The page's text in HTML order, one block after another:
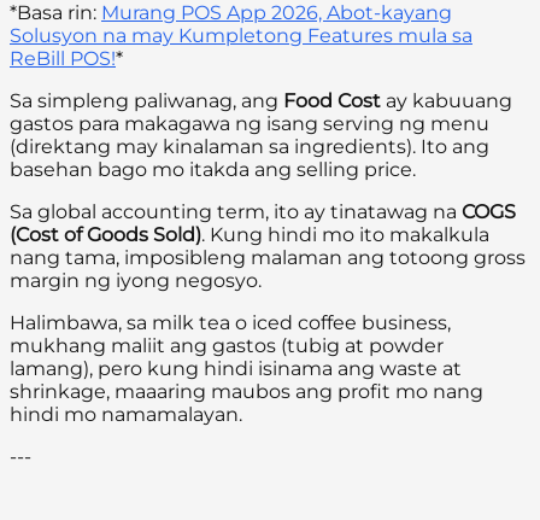
*Basa rin: Murang POS App 2026, Abot-kayang
Solusyon na may Kumpletong Features mula sa
ReBill POS!*
Sa simpleng paliwanag, ang Food Cost ay kabuuang
gastos para makagawa ng isang serving ng menu
(direktang may kinalaman sa ingredients). Ito ang
basehan bago mo itakda ang selling price.
Sa global accounting term, ito ay tinatawag na COGS
(Cost of Goods Sold). Kung hindi mo ito makalkula
nang tama, imposibleng malaman ang totoong gross
margin ng iyong negosyo.
Halimbawa, sa milk tea o iced coffee business,
mukhang maliit ang gastos (tubig at powder
lamang), pero kung hindi isinama ang waste at
shrinkage, maaaring maubos ang profit mo nang
hindi mo namamalayan.
---